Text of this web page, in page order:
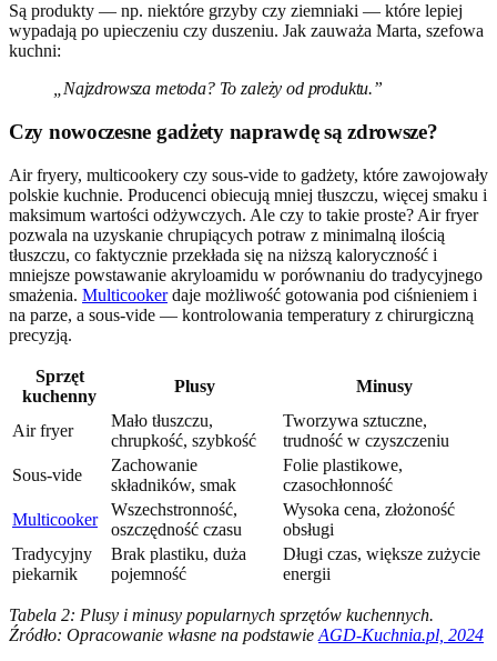
Są produkty — np. niektóre grzyby czy ziemniaki — które lepiej
wypadają po upieczeniu czy duszeniu. Jak zauważa Marta, szefowa
kuchni:
„Najzdrowsza metoda? To zależy od produktu.”
Czy nowoczesne gadżety naprawdę są zdrowsze?
Air fryery, multicookery czy sous-vide to gadżety, które zawojowały
polskie kuchnie. Producenci obiecują mniej tłuszczu, więcej smaku i
maksimum wartości odżywczych. Ale czy to takie proste? Air fryer
pozwala na uzyskanie chrupiących potraw z minimalną ilością
tłuszczu, co faktycznie przekłada się na niższą kaloryczność i
mniejsze powstawanie akryloamidu w porównaniu do tradycyjnego
smażenia. Multicookerdaje możliwość gotowania pod ciśnieniem i
na parze, a sous-vide — kontrolowania temperatury z chirurgiczną
precyzją.
Sprzęt
kuchenny
Plusy Minusy
Air fryer
Mało tłuszczu,
chrupkość, szybkość
Tworzywa sztuczne,
trudność w czyszczeniu
Sous-vide
Zachowanie
składników, smak
Folie plastikowe,
czasochłonność
Multicooker
Wszechstronność,
oszczędność czasu
Wysoka cena, złożoność
obsługi
Tradycyjny
piekarnik
Brak plastiku, duża
pojemność
Długi czas, większe zużycie
energii
Tabela 2: Plusy i minusy popularnych sprzętów kuchennych.
Źródło: Opracowanie własne na podstawie AGD-Kuchnia.pl, 2024